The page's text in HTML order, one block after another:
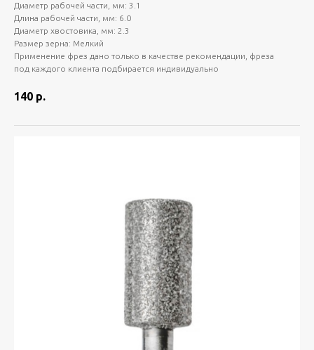
Диаметр рабочей части, мм: 3.1
Длина рабочей части, мм: 6.0
Диаметр хвостовика, мм: 2.3
Размер зерна: Мелкий
Применение фрез дано только в качестве рекомендации, фреза
под каждого клиента подбирается индивидуально
140 р.